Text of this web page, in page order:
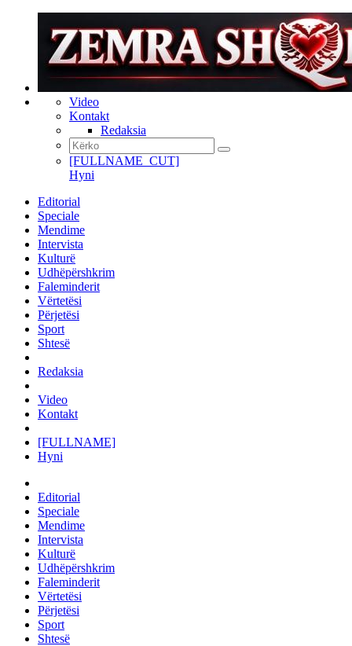
Video
Kontakt
Redaksia
[FULLNAME_CUT]
Hyni
Editorial
Speciale
Mendime
Intervista
Kulturë
Udhëpërshkrim
Faleminderit
Vërtetësi
Përjetësi
Sport
Shtesë
Redaksia
Video
Kontakt
[FULLNAME]
Hyni
Editorial
Speciale
Mendime
Intervista
Kulturë
Udhëpërshkrim
Faleminderit
Vërtetësi
Përjetësi
Sport
Shtesë